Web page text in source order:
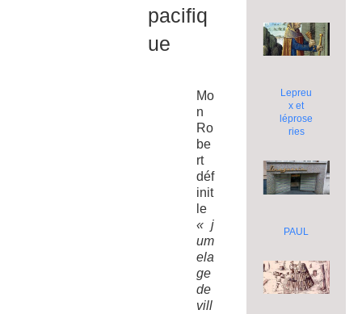
pacifiq
ue
Mo
n
Ro
be
rt
déf
init
le
« j
um
ela
ge
de
vill
Lepreu
x et
léprose
ries
PAUL